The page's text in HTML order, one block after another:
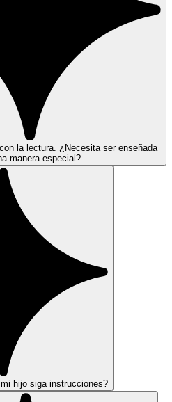
la lectura. ¿Necesita ser enseñada
manera especial?
hijo siga instrucciones?